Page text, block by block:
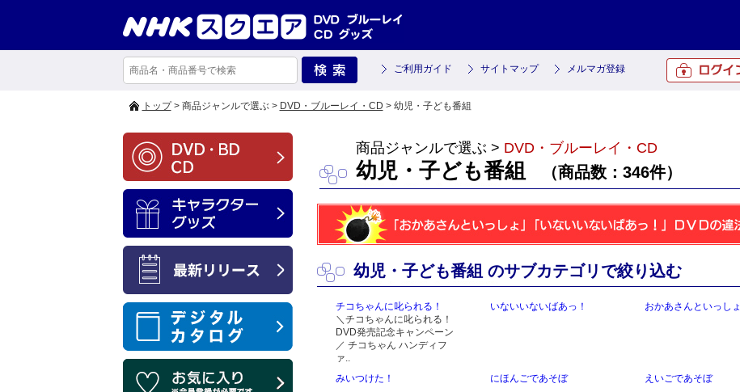
ご利用ガイド サイトマップ メルマガ登録
トップ> 商品ジャンルで選ぶ > DVD・ブルーレイ・CD > 幼児・子ども番組
商品ジャンルで選ぶ > DVD・ブルーレイ・CD
幼児・子ども番組 （商品数：346件）
幼児・子ども番組 のサブカテゴリで絞り込む
チコちゃんに叱られる！
＼チコちゃんに叱られる！
DVD発売記念キャンペーン
／ チコちゃん ハンディフ
ァ..
いないいないばあっ！ おかあさんといっしょ
みいつけた！ にほんごであそぼ えいごであそぼ